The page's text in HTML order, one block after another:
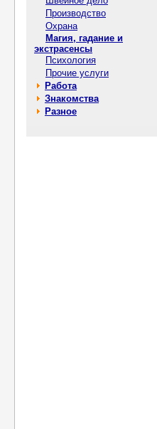
Производство
Охрана
Магия, гадание и
экстрасенсы
Психология
Прочие услуги
Работа
Знакомства
Разное